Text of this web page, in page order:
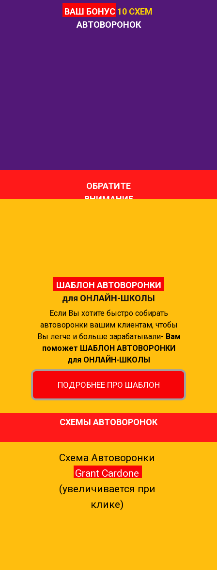
ВАШ БОНУС 10 СХЕМ
АВТОВОРОНОК
ОБРАТИТЕ
ВНИМАНИЕ
ШАБЛОН АВТОВОРОНКИ
для ОНЛАЙН-ШКОЛЫ
ПОДРОБНЕЕ ПРО ШАБЛОН
Если Вы хотите быстро собирать
автоворонки вашим клиентам, чтобы
Вы легче и больше зарабатывали- Вам
поможет ШАБЛОН АВТОВОРОНКИ
для ОНЛАЙН-ШКОЛЫ
СХЕМЫ АВТОВОРОНОК
Схема Автоворонки
Grant Cardone
(увеличивается при
клике)